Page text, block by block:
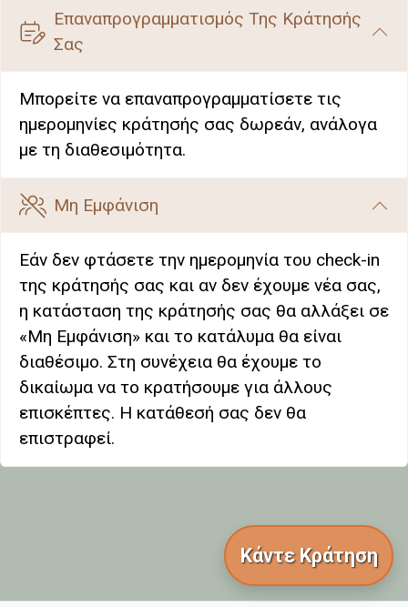
Επαναπρογραμματισμός Της Κράτησής
Σας
Μπορείτε να επαναπρογραμματίσετε τις
ημερομηνίες κράτησής σας δωρεάν, ανάλογα
με τη διαθεσιμότητα.
Μη Εμφάνιση
Εάν δεν φτάσετε την ημερομηνία του check-in
της κράτησής σας και αν δεν έχουμε νέα σας,
η κατάσταση της κράτησής σας θα αλλάξει σε
«Μη Εμφάνιση» και το κατάλυμα θα είναι
διαθέσιμο. Στη συνέχεια θα έχουμε το
δικαίωμα να το κρατήσουμε για άλλους
επισκέπτες. Η κατάθεσή σας δεν θα
επιστραφεί.
Κάντε Κράτηση